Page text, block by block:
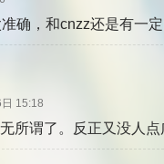
确，和cnzz还是有一
15:18
所谓了。反正又没人